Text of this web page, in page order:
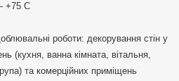
+75 С
роботи: декорування стін у
(кухня, ванна кімната, вітальня,
та комерційних приміщень